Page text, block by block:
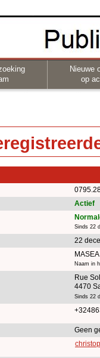
Nieuwe
op
Actief
Sinds 22
22
MASEA
Naam in
Rue
4470
Sinds 22
Geen